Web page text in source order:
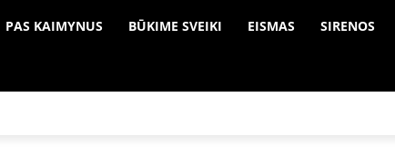
PAS KAIMYNUS BŪKIME SVEIKI EISMAS SIRENOS